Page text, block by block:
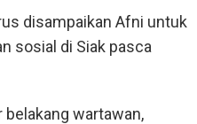
disampaikan Afni untuk
sosial di Siak pasca
belakang wartawan,